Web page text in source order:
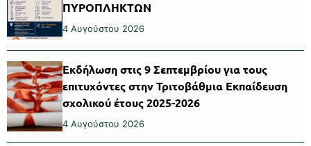
ΠΥΡΟΠΛΗΚΤΩΝ
4 Αυγούστου 2026
Εκδήλωση στις 9 Σεπτεμβρίου για τους
επιτυχόντες στην Τριτοβάθμια Εκπαίδευση
σχολικού έτους 2025-2026
4 Αυγούστου 2026